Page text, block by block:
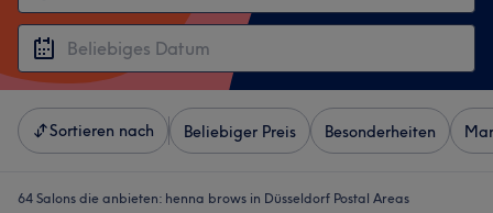
Sortieren nach Beliebiger Preis Besonderheiten
64 Salons die anbieten: henna brows in Düsseldorf Postal Areas